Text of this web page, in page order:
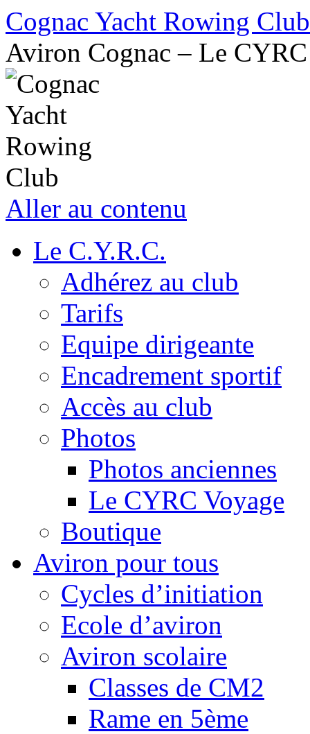
Cognac Yacht Rowing Club
Aviron Cognac – Le CYRC
Aller au contenu
Le C.Y.R.C.
Adhérez au club
Tarifs
Equipe dirigeante
Encadrement sportif
Accès au club
Photos
Photos anciennes
Le CYRC Voyage
Boutique
Aviron pour tous
Cycles d’initiation
Ecole d’aviron
Aviron scolaire
Classes de CM2
Rame en 5ème